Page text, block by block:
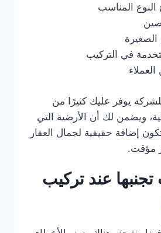
النوع المناسب
الصغيرة
في التركيب
يوفر عليك كثيرًا من
ويضمن لك أن الأرضية التي
إضافة حقيقية لجمال العقار
مؤقت.
عند تركيب